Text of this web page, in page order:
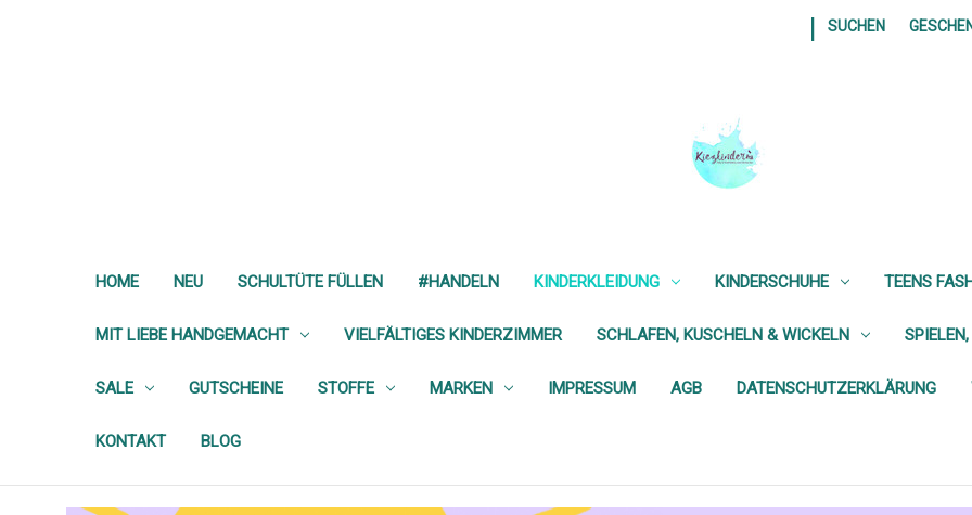
SUCHEN
HOME NEU SCHULTÜTE FÜLLEN #HANDELN KINDERKLEIDUNG KINDERSCHUHE TEENS
MIT LIEBE HANDGEMACHT VIELFÄLTIGES KINDERZIMMER SCHLAFEN, KUSCHELN & WICKELN
SALE GUTSCHEINE STOFFE MARKEN IMPRESSUM AGB DATENSCHUTZERKLÄRUNG
KONTAKT BLOG